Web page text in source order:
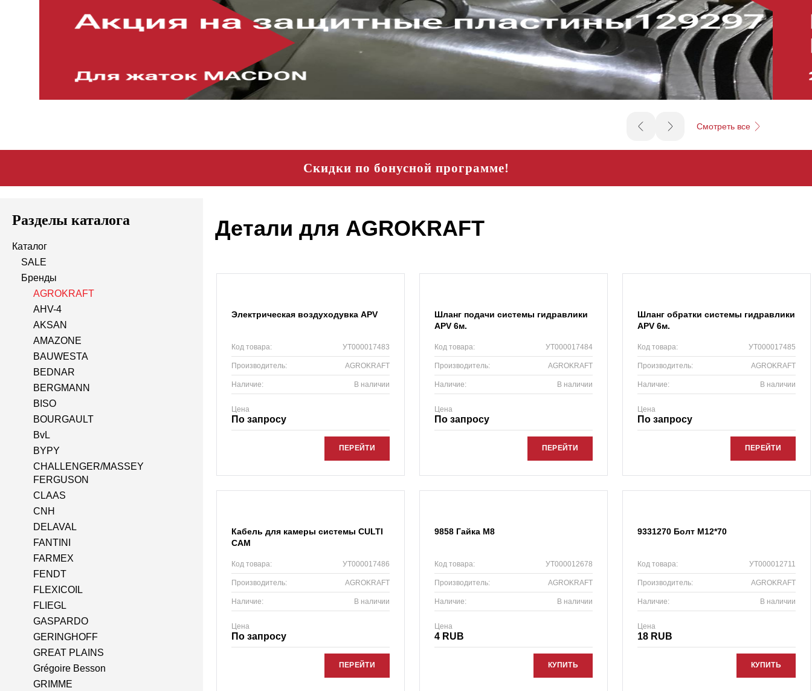
Смотреть все
Скидки по бонусной программе!
Разделы каталога
Каталог
SALE
Бренды
AGROKRAFT
AHV-4
AKSAN
AMAZONE
BAUWESTA
BEDNAR
BERGMANN
BISO
BOURGAULT
BvL
BYPY
CHALLENGER/MASSEY
FERGUSON
CLAAS
CNH
DELAVAL
FANTINI
FARMEX
FENDT
FLEXICOIL
FLIEGL
GASPARDO
GERINGHOFF
GREAT PLAINS
Grégoire Besson
GRIMME
Детали для AGROKRAFT
Электрическая воздуходувка APV
Код товара: УТ000017483
Производитель: AGROKRAFT
Наличие: В наличии
Цена
По запросу
ПЕРЕЙТИ
Шланг подачи системы гидравлики
APV 6м.
Код товара: УТ000017484
Производитель: AGROKRAFT
Наличие: В наличии
Цена
По запросу
ПЕРЕЙТИ
Шланг обратки системы гидравлики
APV 6м.
Код товара: УТ000017485
Производитель: AGROKRAFT
Наличие: В наличии
Цена
По запросу
ПЕРЕЙТИ
Кабель для камеры системы CULTI
CAM
Код товара: УТ000017486
Производитель: AGROKRAFT
Наличие: В наличии
Цена
По запросу
ПЕРЕЙТИ
9858 Гайка М8
Код товара: УТ000012678
Производитель: AGROKRAFT
Наличие: В наличии
Цена
4 RUB
КУПИТЬ
9331270 Болт М12*70
Код товара: УТ000012711
Производитель: AGROKRAFT
Наличие: В наличии
Цена
18 RUB
КУПИТЬ